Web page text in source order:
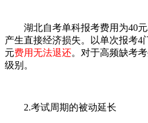
湖北自考单科报考费用为40元
产生直接经济损失。以单次报考4
元费用无法退还。对于高频缺考
级别。
2.考试周期的被动延长